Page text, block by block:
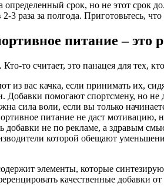
определенный срок, но не этот срок
3 раза за полгода. Приготовьтесь,
питание – это
то считает, это панацея для тех,
из вас качка, если принимать их,
помогают спортсмену, но не
сила воли, если вы только
питание не даст мотивацию,
не по рекламе, а здравым
которой обещают
элементы, которые
качественные добавки